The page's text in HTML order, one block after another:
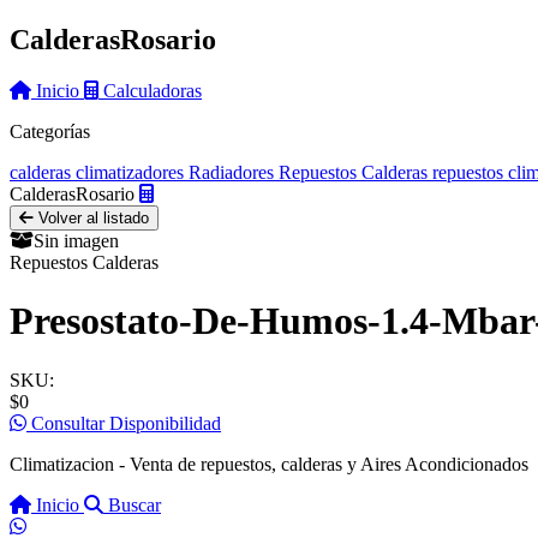
CalderasRosario
Inicio
Calculadoras
Categorías
calderas climatizadores Radiadores Repuestos Calderas repuestos
CalderasRosario
Volver al listado
Sin imagen
Repuestos Calderas
Presostato-De-Humos-1.4-
SKU:
$0
Consultar Disponibilidad
Climatizacion - Venta de repuestos, calderas y Aires Acondicionados
Inicio
Buscar